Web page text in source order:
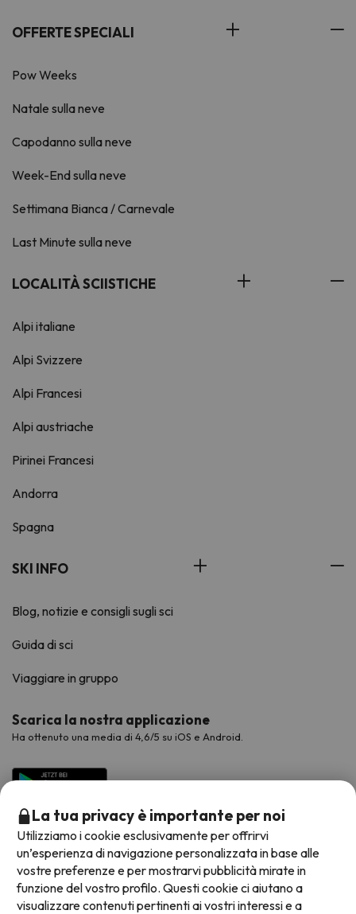
OFFERTE SPECIALI
Pow Weeks
Natale sulla neve
Capodanno sulla neve
Week-End sulla neve
Settimana Bianca / Carnevale
Last Minute sulla neve
LOCALITÀ SCIISTICHE
Alpi italiane
Alpi Svizzere
Alpi Francesi
Alpi austriache
Pirinei Francesi
Andorra
Spagna
SKI INFO
Blog, notizie e consigli sugli sci
Guida di sci
Viaggiare in gruppo
Scarica la nostra applicazione
Ha ottenuto una media di 4,6/5 su iOS e Android.
Metodi di pagamento disponibili
La tua privacy è importante per noi
Utilizziamo i cookie esclusivamente per offrirvi
un’esperienza di navigazione personalizzata in base alle
vostre preferenze e per mostrarvi pubblicità mirate in
funzione del vostro profilo. Questi cookie ci aiutano a
visualizzare contenuti pertinenti ai vostri interessi e a